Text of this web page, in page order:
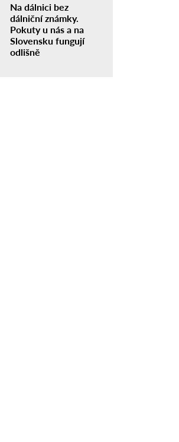
Na dálnici bez
dálniční známky.
Pokuty u nás a na
Slovensku fungují
odlišně